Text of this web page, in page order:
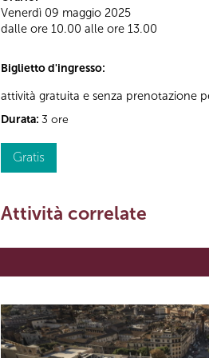
Venerdì 09 maggio 2025
dalle ore 10.00 alle ore 13.00
Biglietto d'ingresso:
attività gratuita e senza prenotazione
Durata: 3 ore
Gratis
Attività correlate